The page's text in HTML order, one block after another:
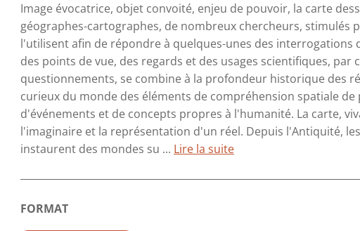
Image évocatrice, objet convoité, enjeu de pouvoir, la carte
géographes-cartographes, de nombreux chercheurs, stimulés
l'utilisent afin de répondre à quelques-unes des interrogations
des points de vue, des regards et des usages scientifiques,
questionnements, se combine à la profondeur historique des
curieux du monde des éléments de compréhension spatiale de
d'événements et de concepts propres à l'humanité. La carte,
l'imaginaire et la représentation d'un réel. Depuis l'Antiquité,
instaurent des mondes su ... Lire la suite
FORMAT